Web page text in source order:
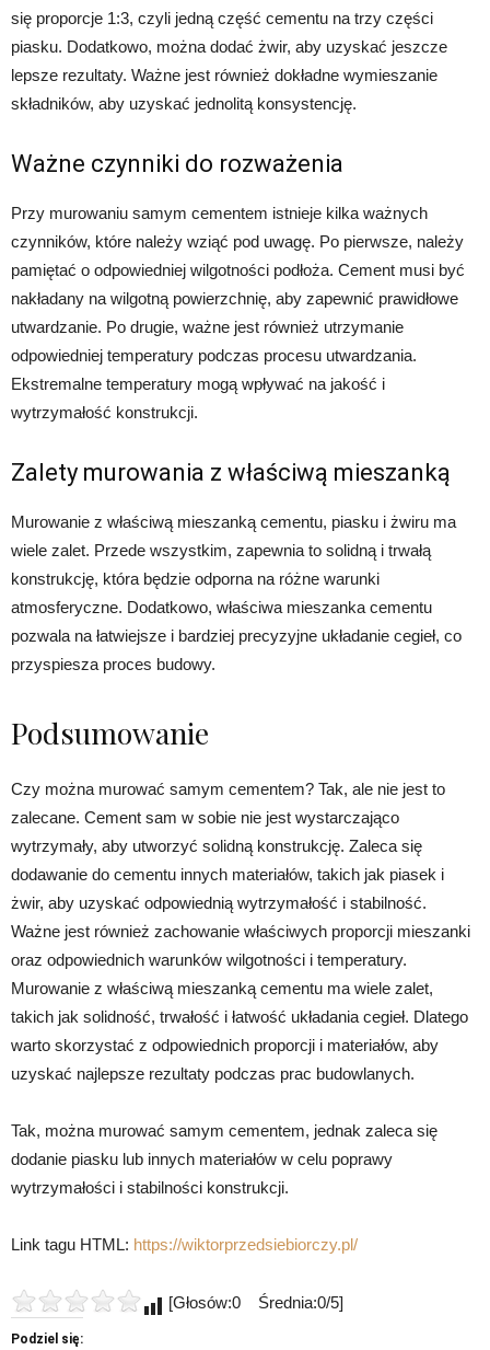
się proporcje 1:3, czyli jedną część cementu na trzy części
piasku. Dodatkowo, można dodać żwir, aby uzyskać jeszcze
lepsze rezultaty. Ważne jest również dokładne wymieszanie
składników, aby uzyskać jednolitą konsystencję.
Ważne czynniki do rozważenia
Przy murowaniu samym cementem istnieje kilka ważnych
czynników, które należy wziąć pod uwagę. Po pierwsze, należy
pamiętać o odpowiedniej wilgotności podłoża. Cement musi być
nakładany na wilgotną powierzchnię, aby zapewnić prawidłowe
utwardzanie. Po drugie, ważne jest również utrzymanie
odpowiedniej temperatury podczas procesu utwardzania.
Ekstremalne temperatury mogą wpływać na jakość i
wytrzymałość konstrukcji.
Zalety murowania z właściwą mieszanką
Murowanie z właściwą mieszanką cementu, piasku i żwiru ma
wiele zalet. Przede wszystkim, zapewnia to solidną i trwałą
konstrukcję, która będzie odporna na różne warunki
atmosferyczne. Dodatkowo, właściwa mieszanka cementu
pozwala na łatwiejsze i bardziej precyzyjne układanie cegieł, co
przyspiesza proces budowy.
Podsumowanie
Czy można murować samym cementem? Tak, ale nie jest to
zalecane. Cement sam w sobie nie jest wystarczająco
wytrzymały, aby utworzyć solidną konstrukcję. Zaleca się
dodawanie do cementu innych materiałów, takich jak piasek i
żwir, aby uzyskać odpowiednią wytrzymałość i stabilność.
Ważne jest również zachowanie właściwych proporcji mieszanki
oraz odpowiednich warunków wilgotności i temperatury.
Murowanie z właściwą mieszanką cementu ma wiele zalet,
takich jak solidność, trwałość i łatwość układania cegieł. Dlatego
warto skorzystać z odpowiednich proporcji i materiałów, aby
uzyskać najlepsze rezultaty podczas prac budowlanych.
Tak, można murować samym cementem, jednak zaleca się
dodanie piasku lub innych materiałów w celu poprawy
wytrzymałości i stabilności konstrukcji.
Link tagu HTML: https://wiktorprzedsiebiorczy.pl/
[Głosów:0 Średnia:0/5]
Podziel się: